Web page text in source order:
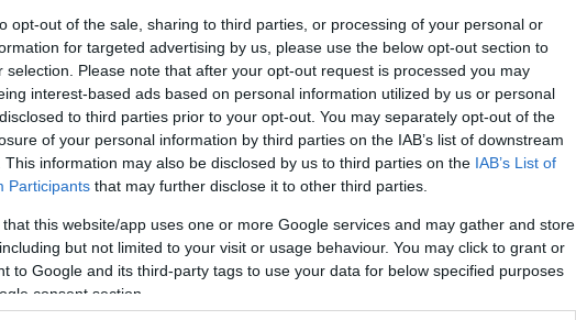
opt-out of the sale, sharing to third parties, or processing of your personal or
for targeted advertising by us, please use the below opt-out section to
selection. Please note that after your opt-out request is processed you may
interest-based ads based on personal information utilized by us or personal
to third parties prior to your opt-out. You may separately opt-out of the
of your personal information by third parties on the IAB’s list of downstream
This information may also be disclosed by us to third parties on the IAB’s List of
Participants that may further disclose it to other third parties.
that this website/app uses one or more Google services and may gather and store
but not limited to your visit or usage behaviour. You may click to grant or
to Google and its third-party tags to use your data for below specified purposes
consent section.